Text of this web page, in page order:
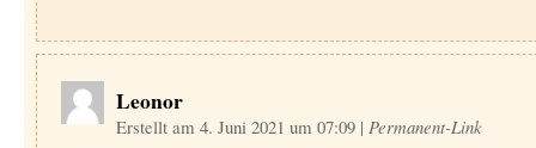
Leonor
Erstellt am 4. Juni 2021 um 07:09 | Permanent-Link